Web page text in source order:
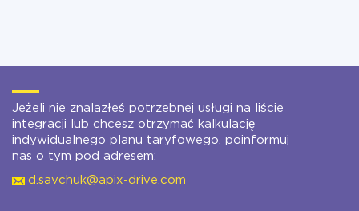
Jeżeli nie znalazłeś potrzebnej usługi na liście
integracji lub chcesz otrzymać kalkulację
indywidualnego planu taryfowego, poinformuj
nas o tym pod adresem:
d.savchuk@apix-drive.com